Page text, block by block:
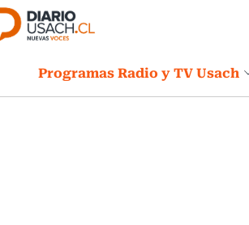
Programas Radio y TV Usach